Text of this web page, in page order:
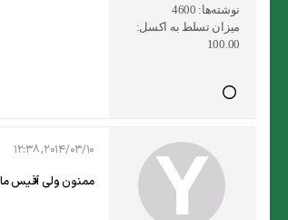
نوشته‌ها: 4600
میزان تسلط به اکسل:
100.00
2014/03/10, 12:38
ممنون ولی آفیس ما 2014